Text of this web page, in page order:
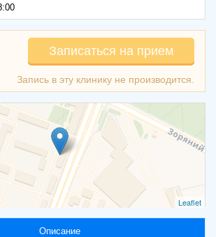
Записаться на прием
Leaflet
Описание